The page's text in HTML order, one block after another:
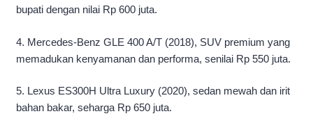
bupati dengan nilai Rp 600 juta.
4. Mercedes-Benz GLE 400 A/T (2018), SUV premium yang
memadukan kenyamanan dan performa, senilai Rp 550 juta.
5. Lexus ES300H Ultra Luxury (2020), sedan mewah dan irit
bahan bakar, seharga Rp 650 juta.